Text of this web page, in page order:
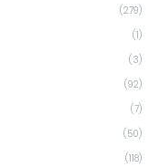
(279)
(1)
(3)
(92)
(7)
(50)
(118)